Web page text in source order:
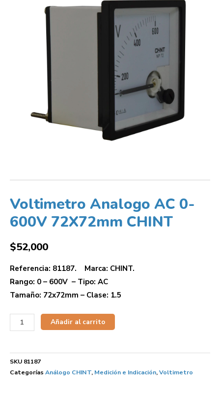
Voltimetro Analogo AC 0-
600V 72X72mm CHINT
$52,000
Referencia: 81187. Marca: CHINT.
Rango: 0 – 600V – Tipo: AC
Tamaño: 72x72mm – Clase: 1.5
Añadir al carrito
SKU 81187
Categorías Análogo CHINT, Medición e Indicación,Voltimetro